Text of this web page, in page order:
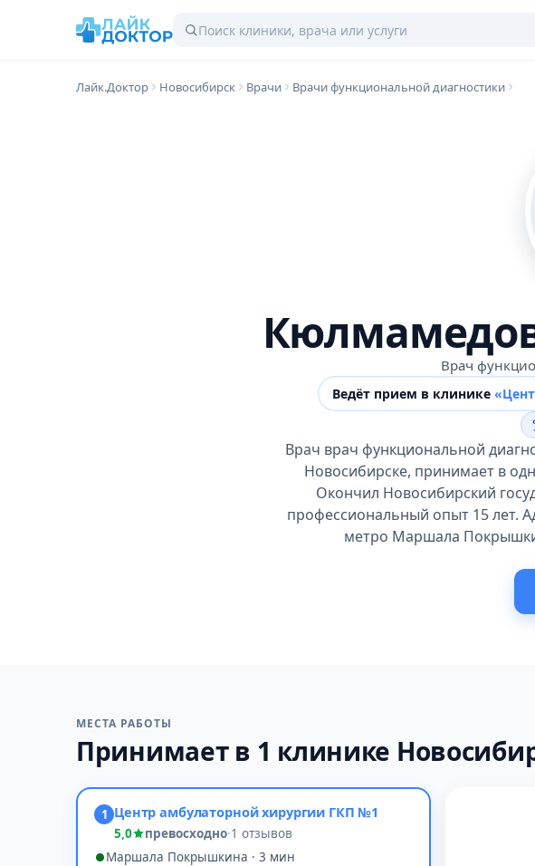
Лайк.Доктор Новосибирск Врачи Врачи функциональной диагностики
Врач
Ведёт прием в клинике
Врач врач функциональной
Новосибирске, принимает в
Окончил Новосибирский
профессиональный опыт 15 лет.
метро Маршала
МЕСТА РАБОТЫ
Принимает в 1 клинике
1 Центр амбулаторной хирургии ГКП №1
5,0 превосходно·1 отзывов
Маршала Покрышкина · 3 мин